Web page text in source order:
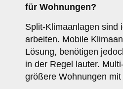
für Wohnungen?
Split-Klimaanlagen sind
arbeiten. Mobile
Lösung, benötigen
in der Regel lauter.
größere Wohnungen